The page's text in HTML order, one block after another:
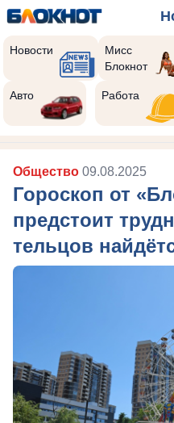
Новости
Мисс
Блокнот
Авто Работа
Общество 09.08.2025
Гороскоп от
предстоит
тельцов